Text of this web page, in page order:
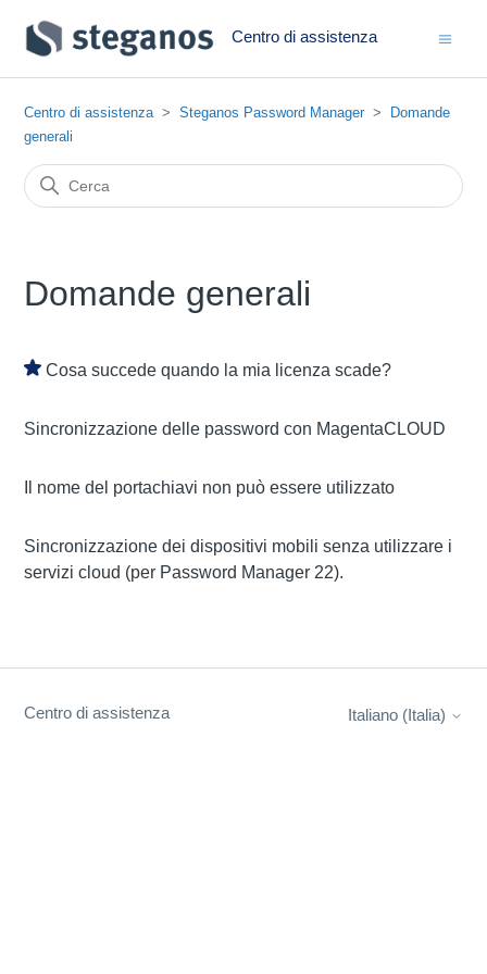
Centro di assistenza
Centro di assistenza Steganos Password Manager
Domande
generali
Domande generali
Cosa succede quando la mia licenza scade?
Sincronizzazione delle password con MagentaCLOUD
Il nome del portachiavi non può essere utilizzato
Sincronizzazione dei dispositivi mobili senza utilizzare i
servizi cloud (per Password Manager 22).
Centro di assistenza Italiano (Italia)